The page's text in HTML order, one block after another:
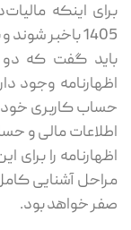
برای اینکه
1405 باخبر
باید گفت که دو
اظهارنامه وجود
حساب کاربری خود
اطلاعات مالی و
اظهارنامه را برای
مراحل آشنایی
صفر خواهد بود.